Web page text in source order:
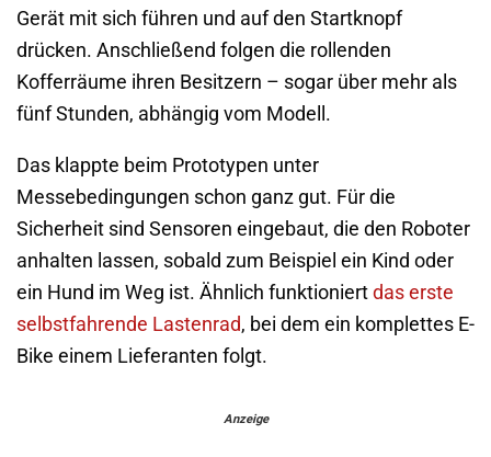
Gerät mit sich führen und auf den Startknopf
drücken. Anschließend folgen die rollenden
Kofferräume ihren Besitzern – sogar über mehr als
fünf Stunden, abhängig vom Modell.
Das klappte beim Prototypen unter
Messebedingungen schon ganz gut. Für die
Sicherheit sind Sensoren eingebaut, die den Roboter
anhalten lassen, sobald zum Beispiel ein Kind oder
ein Hund im Weg ist. Ähnlich funktioniert das erste
selbstfahrende Lastenrad, bei dem ein komplettes E-
Bike einem Lieferanten folgt.
Anzeige